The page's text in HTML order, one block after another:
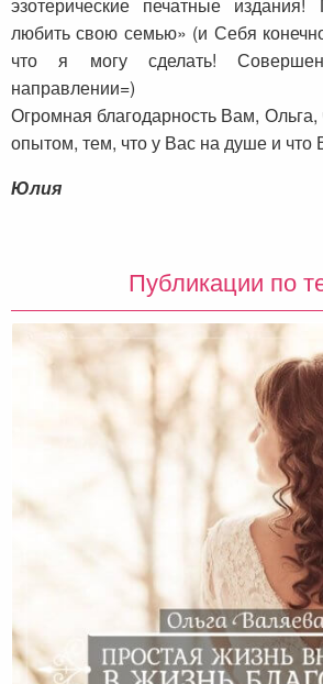
эзотерические печатные
любить свою семью» (и Себя
что я могу сделать!
направлении=)
Огромная благодарность Вам, Ольга,
опытом, тем, что у Вас на душе и
Юлия
Публикации по